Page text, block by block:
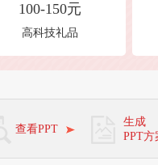
100-150元
高科技礼品
查看PPT
生成
PPT方